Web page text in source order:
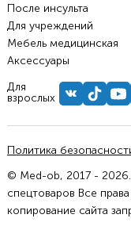
После инсульта
Для учреждений
Мебель медицинская
Аксессуары
Для
взрослых
Политика
© Med-ob, 2017 - 2026.
спецтоваров Все
копирование сайта